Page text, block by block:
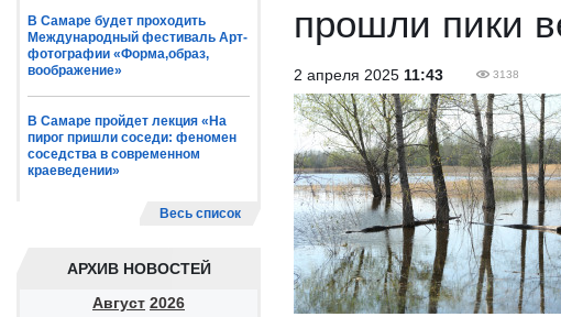
В Самаре будет проходить
Международный фестиваль Арт-
фотографии «Форма,образ,
воображение»
В Самаре пройдет лекция «На
пирог пришли соседи: феномен
соседства в современном
краеведении»
Весь список
АРХИВ НОВОСТЕЙ
Август 2026
прошли пики
2 апреля 2025 11:43 3138